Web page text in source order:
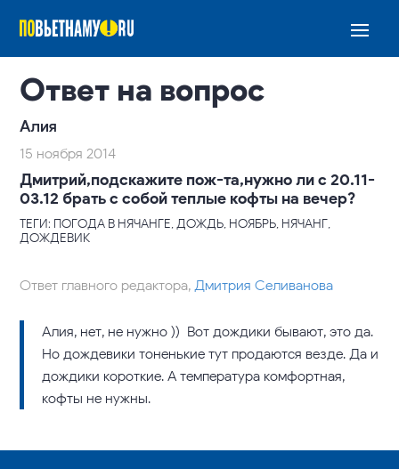
Ответ на вопрос
Алия
15 ноября 2014
Дмитрий,подскажите пож-та,нужно ли с 20.11-
03.12 брать с собой теплые кофты на вечер?
ТЕГИ: ПОГОДА В НЯЧАНГЕ, ДОЖДЬ, НОЯБРЬ, НЯЧАНГ,
ДОЖДЕВИК
Ответ главного редактора,Дмитрия Селиванова
Алия, нет, не нужно )) Вот дождики бывают, это да.
Но дождевики тоненькие тут продаются везде. Да и
дождики короткие. А температура комфортная,
кофты не нужны.